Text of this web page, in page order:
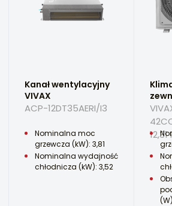
Kanał wentylacyjny
VIVAX
ACP-12DT35AERI/I3
Nominalna moc
grzewcza (kW): 3,81
Nominalna wydajność
chłodnicza (kW): 3,52
12,31